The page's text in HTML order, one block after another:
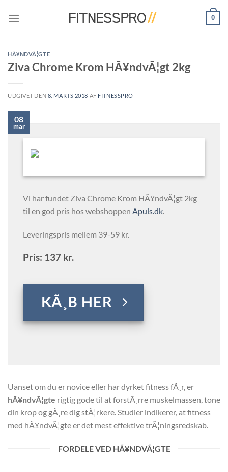
0
HÃ¥NDVÃ¦GTE
Ziva Chrome Krom HÃ¥ndvÃ¦gt 2kg
UDGIVET DEN 8. MARTS 2018 AF FITNESSPRO
08
mar
Vi har fundet Ziva Chrome Krom HÃ¥ndvÃ¦gt 2kg
til en god pris hos webshoppen Apuls.dk.
Leveringspris mellem 39-59 kr.
Pris: 137 kr.
KÃ¸B HER
Uanset om du er novice eller har dyrket fitness fÃ¸r, er
hÃ¥ndvÃ¦gte rigtig gode til at forstÃ¸rre muskelmassen, tone
din krop og gÃ¸re dig stÃ¦rkere. Studier indikerer, at fitness
med hÃ¥ndvÃ¦gte er det mest effektive trÃ¦ningsredskab.
FORDELE VED HÃ¥NDVÃ¦GTE